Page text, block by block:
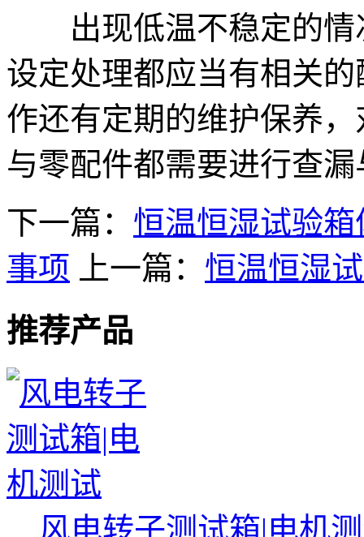
出现低温不稳定的情
设定处理都应当有相关
作还有定期的维护保养
与零配件都需要进行查
下一篇： 恒温恒湿试验
事项
上一篇： 恒温恒湿
推荐产品
风电转子测试箱|电机